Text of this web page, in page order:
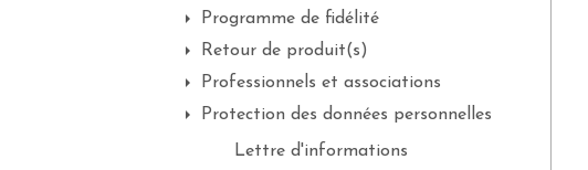
Programme de fidélité
Retour de produit(s)
Professionnels et associations
Protection des données personnelles
Lettre d'informations